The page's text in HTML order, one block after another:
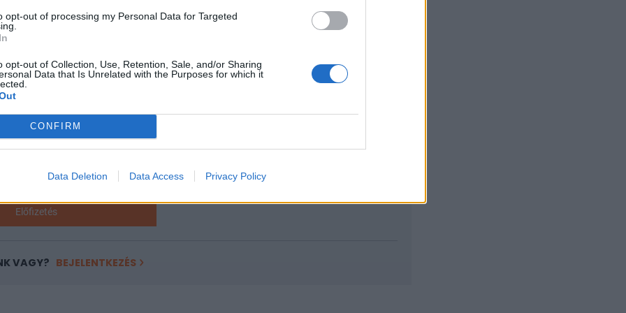
opt-out of processing my Personal Data for Targeted
opt-out of Collection, Use, Retention, Sale, and/or Sharing
Data that Is Unrelated with the Purposes for which it
CONFIRM
Data Deletion Data Access Privacy Policy
ellensúlyozni. Mindehhez széleskörű társadalmi egyeztetés lenne...
portfolio.hu hírarchívumához tartozik, melynek olvasása előfizetéses
tartalmazza:
cikkarchívum
Előfizetés
VAGY? BEJELENTKEZÉS